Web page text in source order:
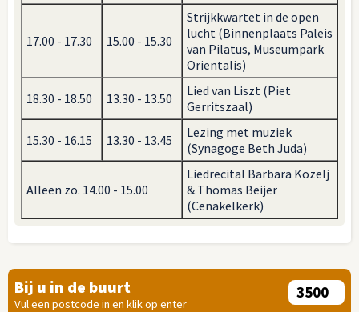
17.00 - 17.30 15.00 - 15.30
Strijkkwartet in de open
lucht (Binnenplaats Paleis
van Pilatus, Museumpark
Orientalis)
18.30 - 18.50 13.30 - 13.50
Lied van Liszt (Piet
Gerritszaal)
15.30 - 16.15 13.30 - 13.45
Lezing met muziek
(Synagoge Beth Juda)
Alleen zo. 14.00 - 15.00
Liedrecital Barbara Kozelj
& Thomas Beijer
(Cenakelkerk)
Bij u in de buurt
Vul een postcode in en klik op enter